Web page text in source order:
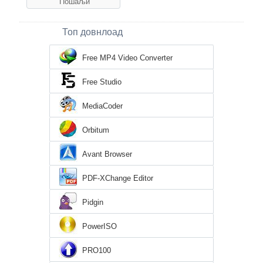
Топ довнлоад
Free MP4 Video Converter
Free Studio
MediaCoder
Orbitum
Avant Browser
PDF-XChange Editor
Pidgin
PowerISO
PRO100